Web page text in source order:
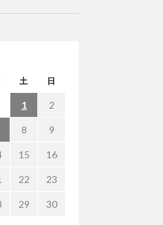
土 日
1 2
8 9
15 16
22 23
29 30